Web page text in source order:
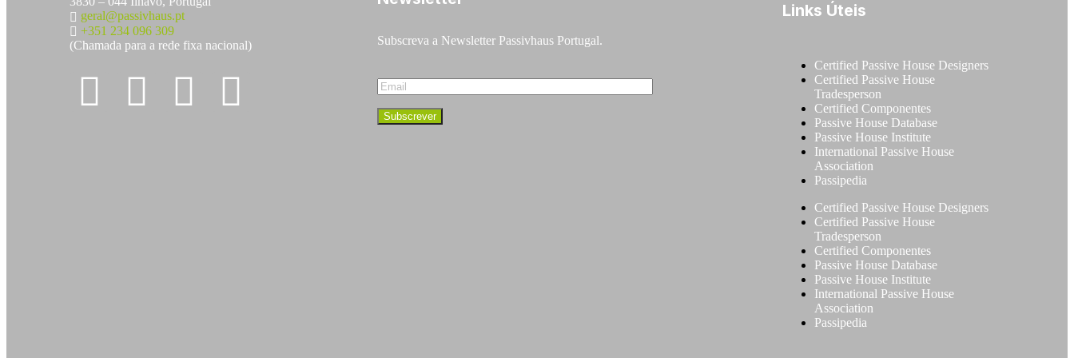
geral@passivhaus.pt
+351 234 096 309
(Chamada para a rede fixa nacional)
Subscreva a Newsletter Passivhaus Portugal.
Links Úteis
Certified Passive House Designers
Certified Passive House
Tradesperson
Certified Componentes
Passive House Database
Passive House Institute
International Passive House
Association
Passipedia
Certified Passive House Designers
Certified Passive House
Tradesperson
Certified Componentes
Passive House Database
Passive House Institute
International Passive House
Association
Passipedia